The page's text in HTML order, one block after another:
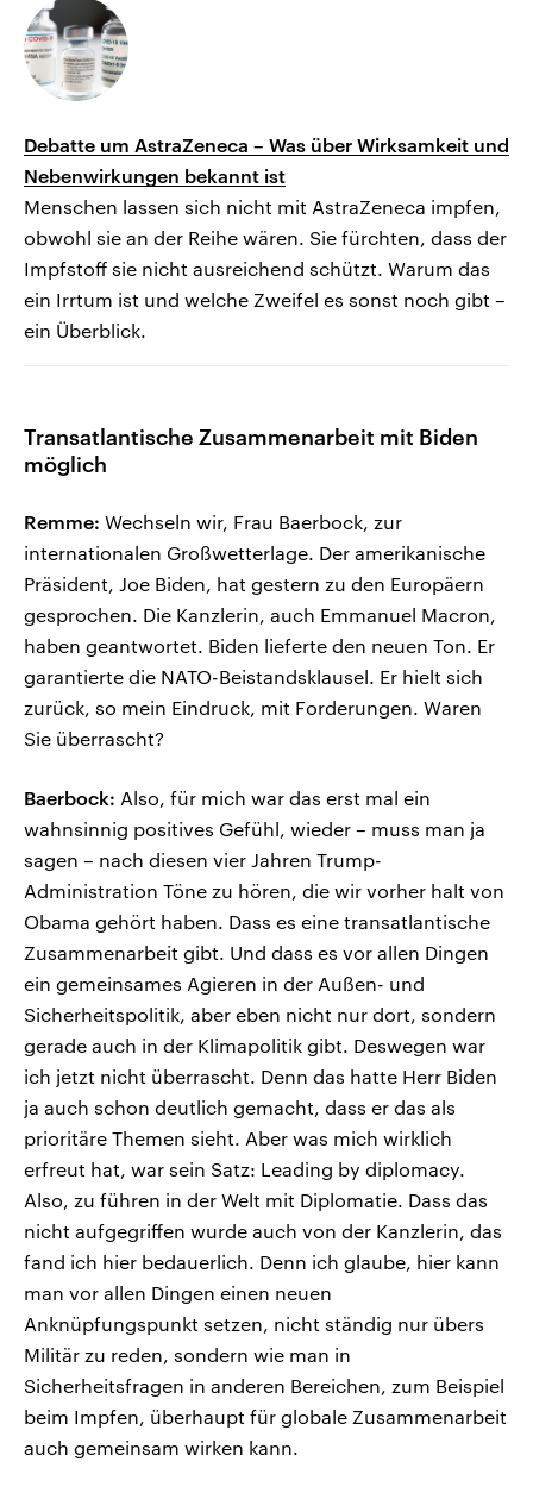
Debatte um AstraZeneca – Was über Wirksamkeit und
Nebenwirkungen bekannt ist
Menschen lassen sich nicht mit AstraZeneca impfen,
obwohl sie an der Reihe wären. Sie fürchten, dass der
Impfstoff sie nicht ausreichend schützt. Warum das
ein Irrtum ist und welche Zweifel es sonst noch gibt –
ein Überblick.
Transatlantische Zusammenarbeit mit Biden
möglich
Remme: Wechseln wir, Frau Baerbock, zur
internationalen Großwetterlage. Der amerikanische
Präsident, Joe Biden, hat gestern zu den Europäern
gesprochen. Die Kanzlerin, auch Emmanuel Macron,
haben geantwortet. Biden lieferte den neuen Ton. Er
garantierte die NATO-Beistandsklausel. Er hielt sich
zurück, so mein Eindruck, mit Forderungen. Waren
Sie überrascht?
Baerbock: Also, für mich war das erst mal ein
wahnsinnig positives Gefühl, wieder – muss man ja
sagen – nach diesen vier Jahren Trump-
Administration Töne zu hören, die wir vorher halt von
Obama gehört haben. Dass es eine transatlantische
Zusammenarbeit gibt. Und dass es vor allen Dingen
ein gemeinsames Agieren in der Außen- und
Sicherheitspolitik, aber eben nicht nur dort, sondern
gerade auch in der Klimapolitik gibt. Deswegen war
ich jetzt nicht überrascht. Denn das hatte Herr Biden
ja auch schon deutlich gemacht, dass er das als
prioritäre Themen sieht. Aber was mich wirklich
erfreut hat, war sein Satz: Leading by diplomacy.
Also, zu führen in der Welt mit Diplomatie. Dass das
nicht aufgegriffen wurde auch von der Kanzlerin, das
fand ich hier bedauerlich. Denn ich glaube, hier kann
man vor allen Dingen einen neuen
Anknüpfungspunkt setzen, nicht ständig nur übers
Militär zu reden, sondern wie man in
Sicherheitsfragen in anderen Bereichen, zum Beispiel
beim Impfen, überhaupt für globale Zusammenarbeit
auch gemeinsam wirken kann.